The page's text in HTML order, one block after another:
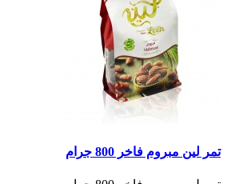
تمر لين مبروم فاخر 800 جرام